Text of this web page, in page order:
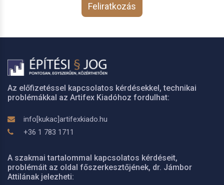
Feliratkozás
Az előfizetéssel kapcsolatos kérdésekkel, technikai
problémákkal az Artifex Kiadóhoz fordulhat:
info[kukac]artifexkiado.hu
+36 1 783 1711
A szakmai tartalommal kapcsolatos kérdéseit,
problémáit az oldal főszerkesztőjének, dr. Jámbor
Attilának jelezheti: